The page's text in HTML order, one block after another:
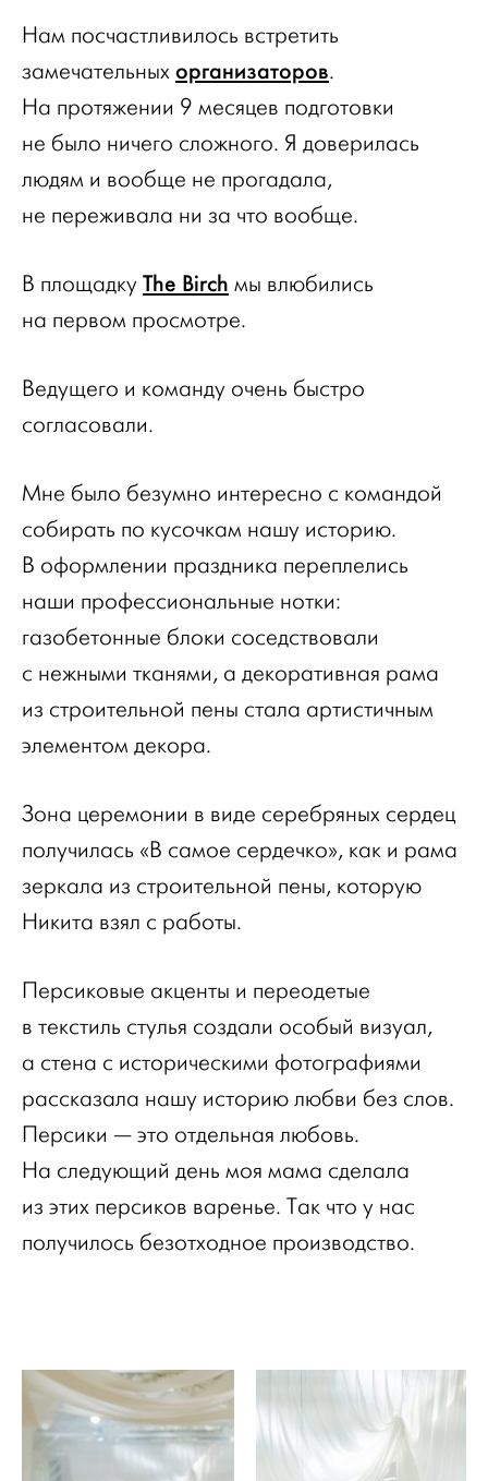
Нам посчастливилось встретить
замечательных организаторов.
На протяжении 9 месяцев подготовки
не было ничего сложного. Я доверилась
людям и вообще не прогадала,
не переживала ни за что вообще.
В площадку The Birch мы влюбились
на первом просмотре.
Ведущего и команду очень быстро
согласовали.
Мне было безумно интересно с командой
собирать по кусочкам нашу историю.
В оформлении праздника переплелись
наши профессиональные нотки:
газобетонные блоки соседствовали
с нежными тканями, а декоративная рама
из строительной пены стала артистичным
элементом декора.
Зона церемонии в виде серебряных сердец
получилась «В самое сердечко», как и рама
зеркала из строительной пены, которую
Никита взял с работы.
Персиковые акценты и переодетые
в текстиль стулья создали особый визуал,
а стена с историческими фотографиями
рассказала нашу историю любви без слов.
Персики — это отдельная любовь.
На следующий день моя мама сделала
из этих персиков варенье. Так что у нас
получилось безотходное производство.